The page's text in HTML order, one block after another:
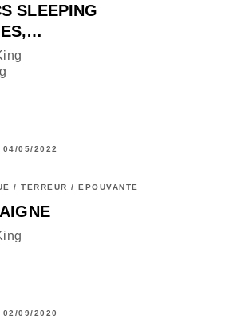
SLEEPING
04/05/2022
/ TERREUR / EPOUVANTE
02/09/2020